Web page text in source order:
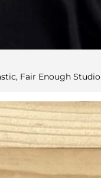
Fair Enough Studio